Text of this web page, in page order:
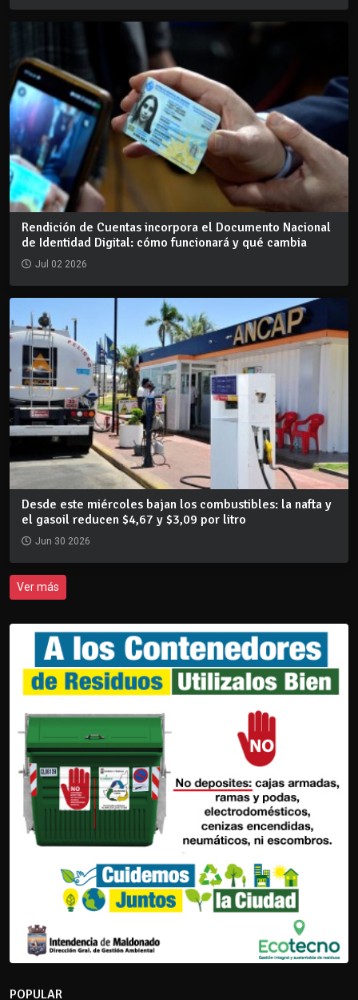
Rendición de Cuentas incorpora el Documento Nacional
de Identidad Digital: cómo funcionará y qué cambia
Jul 02 2026
Desde este miércoles bajan los combustibles: la nafta y
el gasoil reducen $4,67 y $3,09 por litro
Jun 30 2026
Ver más
POPULAR